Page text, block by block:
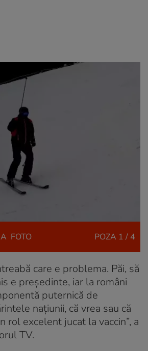
FOTO POZA 1 / 4
care e problema. Păi, să
e președinte, iar la români
puternică de
națiunii, că vrea sau că
rol excelent jucat la vaccin”, a
TV.